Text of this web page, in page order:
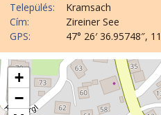
Település:
Kramsach
Cím:
Zireiner See
GPS:
47° 26′ 36.95748″,
+
−